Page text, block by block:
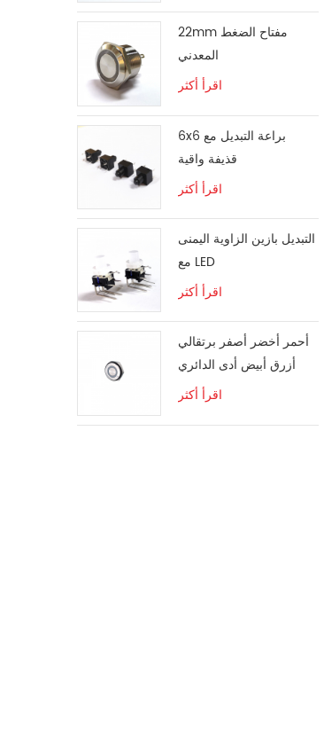
22mm مفتاح الضغط
المعدني
اقرأ أكثر
6x6 براعة التبديل مع
قذيفة واقية
اقرأ أكثر
التبديل بازين الزاوية اليمنى
مع LED
اقرأ أكثر
أحمر أخضر أصفر برتقالي
أزرق أبيض أدى الدائري
التبديل لحظة
اقرأ أكثر